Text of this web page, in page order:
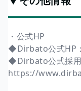
・公式HP
◆Dirbato公式HP
◆Dirbato公式採用
https://